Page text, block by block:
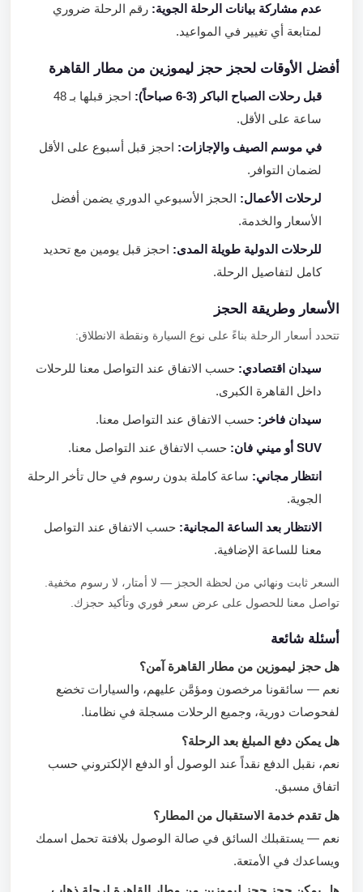
عدم مشاركة بيانات الرحلة الجوية:رقم الرحلة ضروري
لمتابعة أي تغيير في المواعيد.
أفضل الأوقات لحجز حجز ليموزين من مطار القاهرة
قبل رحلات الصباح الباكر (3-6 صباحاً):
احجز قبلها بـ 48
ساعة على الأقل.
في موسم الصيف والإجازات:احجز قبل أسبوع على الأقل
لضمان التوافر.
لرحلات الأعمال:الحجز الأسبوعي الدوري يضمن أفضل
الأسعار والخدمة.
للرحلات الدولية طويلة المدى:احجز قبل يومين مع تحديد
كامل لتفاصيل الرحلة.
الأسعار وطريقة الحجز
تتحدد أسعار الرحلة بناءً على نوع السيارة ونقطة الانطلاق:
سيدان اقتصادي:حسب الاتفاق عند التواصل معنا للرحلات
داخل القاهرة الكبرى.
سيدان فاخر:حسب الاتفاق عند التواصل معنا.
SUV أو ميني فان: حسب الاتفاق عند التواصل معنا.
انتظار مجاني:ساعة كاملة بدون رسوم في حال تأخر الرحلة
الجوية.
الانتظار بعد الساعة المجانية:حسب الاتفاق عند التواصل
معنا للساعة الإضافية.
السعر ثابت ونهائي من لحظة الحجز — لا أمتار، لا رسوم مخفية.
تواصل معنا للحصول على عرض سعر فوري وتأكيد حجزك.
أسئلة شائعة
هل حجز ليموزين من مطار القاهرة آمن؟
نعم — سائقونا مرخصون ومؤمَّن عليهم، والسيارات تخضع
لفحوصات دورية، وجميع الرحلات مسجلة في نظامنا.
هل يمكن دفع المبلغ بعد الرحلة؟
نعم، نقبل الدفع نقداً عند الوصول أو الدفع الإلكتروني حسب
اتفاق مسبق.
هل تقدم خدمة الاستقبال من المطار؟
نعم — يستقبلك السائق في صالة الوصول بلافتة تحمل اسمك
ويساعدك في الأمتعة.